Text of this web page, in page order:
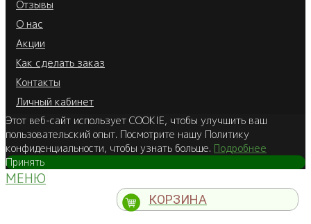
Отзывы
О нас
Акции
Как сделать заказ
Контакты
Личный кабинет
Этот веб-сайт использует COOKIE, чтобы улучшить ваш
пользовательский опыт. Посмотрите нашу Политику
конфиденциальности, чтобы узнать больше. Подробнее
Принять
МЕНЮ
КОРЗИНА